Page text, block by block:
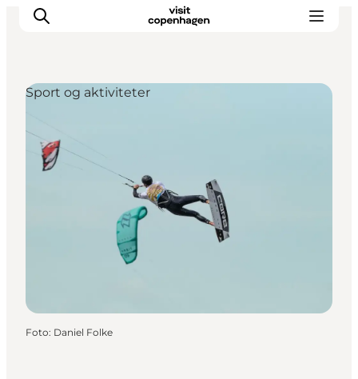
This is Copenhagen
Aktiviteter
Planlæg din tur
Copenhagen Card
Sport og aktiviteter
Foto: Daniel Folke